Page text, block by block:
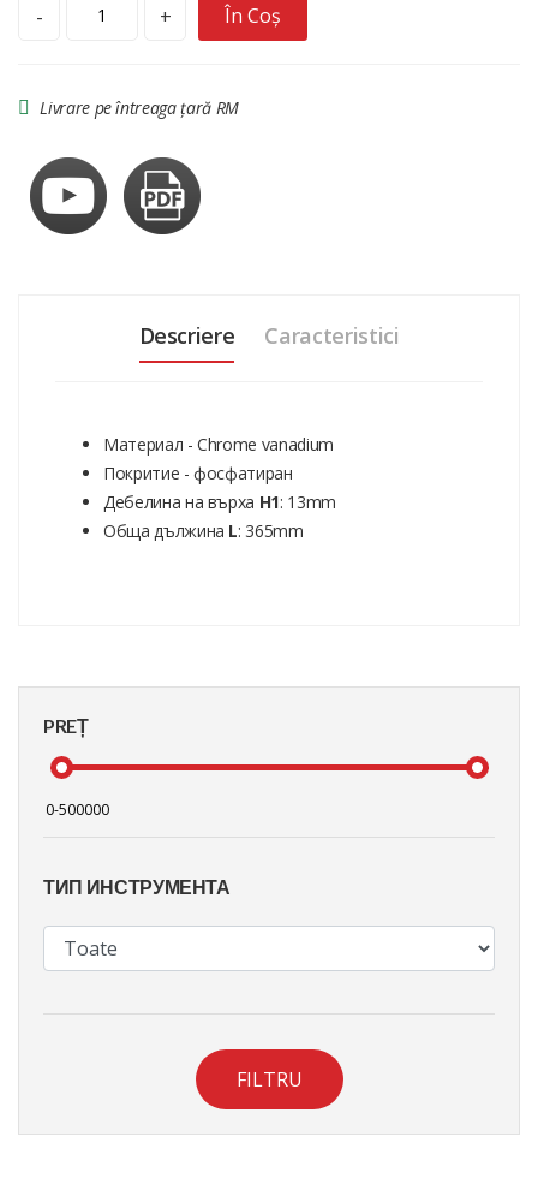
PREȚ
ТИП ИНСТРУМЕНТА
FILTRU
- + În Coș
Livrare pe întreaga țară RM
Descriere Caracteristici
Материал - Chrome vanadium
Покритие - фосфатиран
Дебелина на върха H1: 13mm
Обща дължина L: 365mm